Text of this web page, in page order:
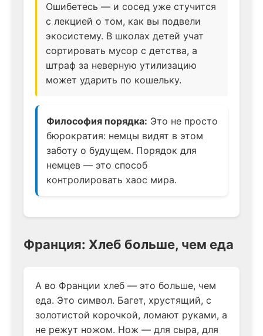
Ошибетесь — и сосед уже стучится
с лекцией о том, как вы подвели
экосистему. В школах детей учат
сортировать мусор с детства, а
штраф за неверную утилизацию
может ударить по кошельку.
Философия порядка: Это не просто
бюрократия: немцы видят в этом
заботу о будущем. Порядок для
немцев — это способ
контролировать хаос мира.
Франция: Хлеб больше, чем еда
А во Франции хлеб — это больше, чем
еда. Это символ. Багет, хрустящий, с
золотистой корочкой, ломают руками, а
не режут ножом. Нож — для сыра, для